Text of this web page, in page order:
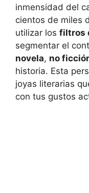
inmensidad del
cientos de miles
utilizar los filtros
segmentar el
novela, no
historia. Esta
joyas literarias
con tus gustos